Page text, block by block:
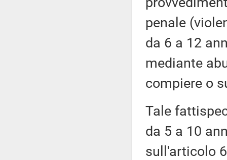
penale
da 6 a 12
mediante
compiere o
Tale
da 5 a 10
sull'articolo